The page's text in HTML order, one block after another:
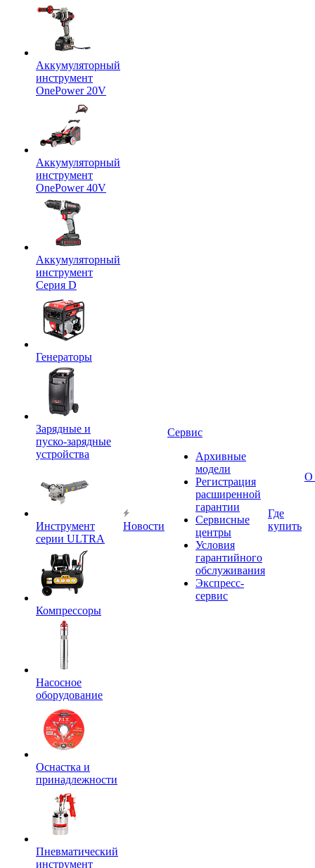
Аккумуляторный
инструмент
OnePower 20V
Аккумуляторный
инструмент
OnePower 40V
Аккумуляторный
инструмент
Серия D
Генераторы
Зарядные и
пуско-зарядные
устройства
Инструмент
серии ULTRA
Компрессоры
Насосное
оборудование
Оснастка и
принадлежности
Пневматический
инструмент
Новости
Сервис
Архивные
модели
Регистрация
расширенной
гарантии
Сервисные
центры
Условия
гарантийного
обслуживания
Экспресс-
сервис
Где
купить
О